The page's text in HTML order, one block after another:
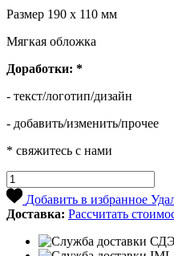
Размер 190 х 110 мм
Мягкая обложка
Доработки: *
- текст/логотип/дизайн
- добавить/изменить/прочее
* свяжитесь с нами
Добавить в избранное
Доставка: Рассчитать